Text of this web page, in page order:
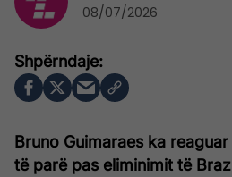
Bruno Guimaraes ka
të parë pas eliminimit të
08/07/2026